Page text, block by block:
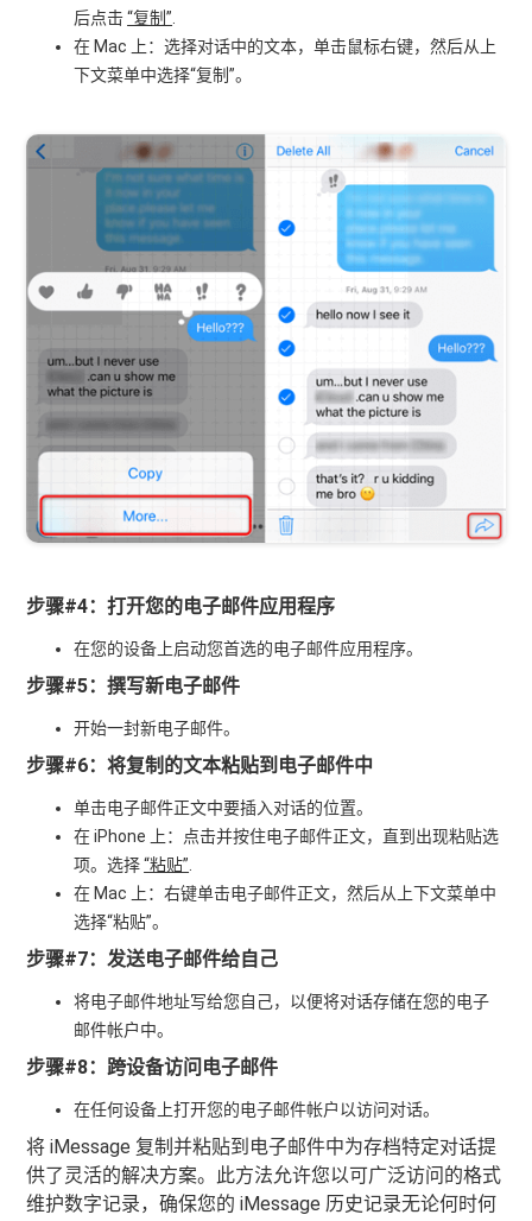
后点击“复制”
在 Mac 上：选择对话中的文本，单击鼠标右键，然后从上
下文菜单中选择“复制”。
步骤#4：打开您的电子邮件应用程序
在您的设备上启动您首选的电子邮件应用程序。
步骤#5：撰写新电子邮件
开始一封新电子邮件。
步骤#6：将复制的文本粘贴到电子邮件中
单击电子邮件正文中要插入对话的位置。
在 iPhone 上：点击并按住电子邮件正文，直到出现粘贴选
项。选择“粘贴”
在 Mac 上：右键单击电子邮件正文，然后从上下文菜单中
选择“粘贴”。
步骤#7：发送电子邮件给自己
将电子邮件地址写给您自己，以便将对话存储在您的电子
邮件帐户中。
步骤#8：跨设备访问电子邮件
在任何设备上打开您的电子邮件帐户以访问对话。
将 iMessage 复制并粘贴到电子邮件中为存档特定对话提
供了灵活的解决方案。此方法允许您以可广泛访问的格式
维护数字记录，确保您的 iMessage 历史记录无论何时何